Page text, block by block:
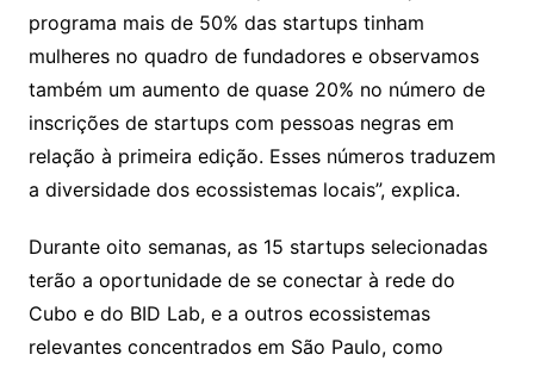
programa mais de 50% das startups tinham
mulheres no quadro de fundadores e observamos
também um aumento de quase 20% no número de
inscrições de startups com pessoas negras em
relação à primeira edição. Esses números traduzem
a diversidade dos ecossistemas locais”, explica.
Durante oito semanas, as 15 startups selecionadas
terão a oportunidade de se conectar à rede do
Cubo e do BID Lab, e a outros ecossistemas
relevantes concentrados em São Paulo, como